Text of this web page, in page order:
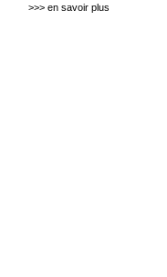
>>> en savoir plus